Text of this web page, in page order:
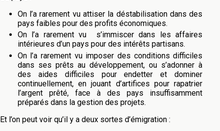
On l’a rarement vu attiser la déstabilisation dans des
pays faibles pour des profits économiques.
On l’a rarement vu s’immiscer dans les affaires
intérieures d’un pays pour des intérêts partisans.
On l’a rarement vu imposer des conditions difficiles
dans ses prêts au développement, ou s’adonner à
des aides difficiles pour endetter et dominer
continuellement, en jouant d’artifices pour rapatrier
l’argent prêté, face à des pays insuffisamment
préparés dans la gestion des projets.
Et l’on peut voir qu’il y a deux sortes d’émigration :